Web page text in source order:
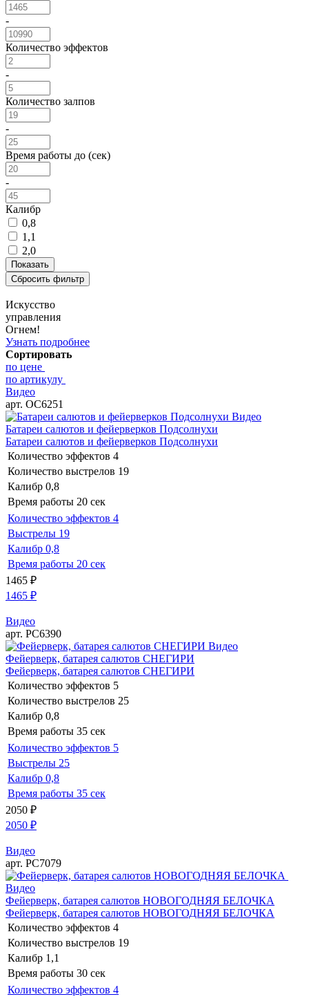
-
Количество эффектов
-
Количество залпов
-
Время работы до (сек)
-
Калибр
0,8
1,1
2,0
Искусство
управления
Огнем!
Узнать подробнее
Сортировать
по цене
по артикулу
Видео
арт. ОС6251
Видео
Батареи салютов и фейерверков Подсолнухи
Батареи салютов и фейерверков Подсолнухи
Количество эффектов 4
Количество выстрелов 19
Калибр 0,8
Время работы 20 сек
Количество эффектов 4
Выстрелы 19
Калибр 0,8
Время работы 20 сек
1465 ₽
1465 ₽
Видео
арт. РС6390
Видео
Фейерверк, батарея салютов СНЕГИРИ
Фейерверк, батарея салютов СНЕГИРИ
Количество эффектов 5
Количество выстрелов 25
Калибр 0,8
Время работы 35 сек
Количество эффектов 5
Выстрелы 25
Калибр 0,8
Время работы 35 сек
2050 ₽
2050 ₽
Видео
арт. РС7079
Видео
Фейерверк, батарея салютов НОВОГОДНЯЯ БЕЛОЧКА
Фейерверк, батарея салютов НОВОГОДНЯЯ БЕЛОЧКА
Количество эффектов 4
Количество выстрелов 19
Калибр 1,1
Время работы 30 сек
Количество эффектов 4